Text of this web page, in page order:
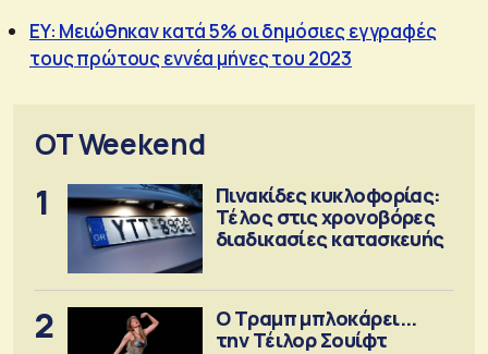
EY: Μειώθηκαν κατά 5% οι δημόσιες εγγραφές
τους πρώτους εννέα μήνες του 2023
OT Weekend
1
Πινακίδες κυκλοφορίας:
Τέλος στις χρονοβόρες
διαδικασίες κατασκευής
2
Ο Τραμπ μπλοκάρει...
την Τέιλορ Σουίφτ